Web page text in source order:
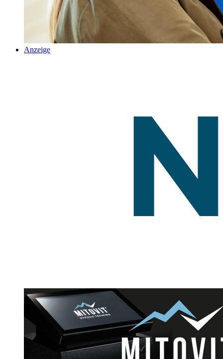
Anzeige